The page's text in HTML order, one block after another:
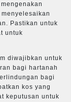
Pastikan untuk
untuk
diwajibkan untuk
bagi hartanah
bagi
kos yang
keputusan untuk